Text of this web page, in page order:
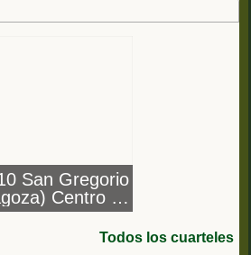
San Gregorio
Centro de
de
Todos los cuarteles